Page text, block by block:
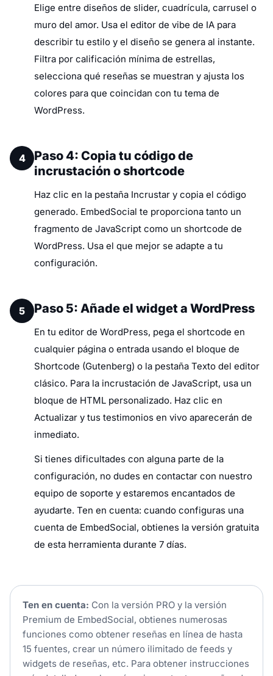
Elige entre diseños de slider, cuadrícula, carrusel o
muro del amor. Usa el editor de vibe de IA para
describir tu estilo y el diseño se genera al instante.
Filtra por calificación mínima de estrellas,
selecciona qué reseñas se muestran y ajusta los
colores para que coincidan con tu tema de
WordPress.
4
Paso 4: Copia tu código de
incrustación o shortcode
Haz clic en la pestaña Incrustar y copia el código
generado. EmbedSocial te proporciona tanto un
fragmento de JavaScript como un shortcode de
WordPress. Usa el que mejor se adapte a tu
configuración.
5 Paso 5: Añade el widget a WordPress
En tu editor de WordPress, pega el shortcode en
cualquier página o entrada usando el bloque de
Shortcode (Gutenberg) o la pestaña Texto del editor
clásico. Para la incrustación de JavaScript, usa un
bloque de HTML personalizado. Haz clic en
Actualizar y tus testimonios en vivo aparecerán de
inmediato.
Si tienes dificultades con alguna parte de la
configuración, no dudes en contactar con nuestro
equipo de soporte y estaremos encantados de
ayudarte. Ten en cuenta: cuando configuras una
cuenta de EmbedSocial, obtienes la versión gratuita
de esta herramienta durante 7 días.
Ten en cuenta: Con la versión PRO y la versión
Premium de EmbedSocial, obtienes numerosas
funciones como obtener reseñas en línea de hasta
15 fuentes, crear un número ilimitado de feeds y
widgets de reseñas, etc. Para obtener instrucciones